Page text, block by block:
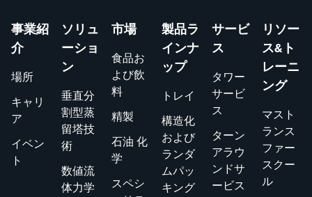
事業紹
介
場所
キャリ
ア
イベン
ト
ソリュ
ーショ
ン
垂直分
割型蒸
留塔技
術
数値流
体力学
市場
食品お
よび飲
料
精製
石油 化
学
スペシ
製品ラ
インナ
ップ
トレイ
構造化
および
ランダ
ムパッ
キング
サービ
ス
タワー
サービ
ス
ターン
アラウ
ンドサ
ービス
リソー
ス&ト
レーニ
ング
マスト
ランス
ファー
スクー
ル